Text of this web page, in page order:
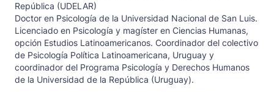
República (UDELAR)
Doctor en Psicología de la Universidad Nacional de San Luis.
Licenciado en Psicología y magíster en Ciencias Humanas,
opción Estudios Latinoamericanos. Coordinador del colectivo
de Psicología Política Latinoamericana, Uruguay y
coordinador del Programa Psicología y Derechos Humanos
de la Universidad de la República (Uruguay).